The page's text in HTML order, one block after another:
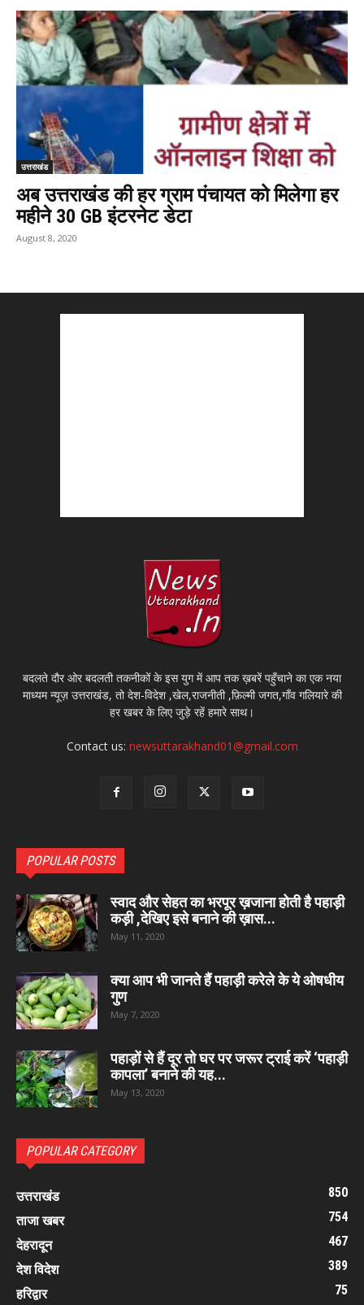
उत्तराखंड
अब उत्तराखंड की हर ग्राम पंचायत को मिलेगा हर
महीने 30 GB इंटरनेट डेटा
August 8, 2020
बदलते दौर ओर बदलती तकनीकों के इस युग में आप तक ख़बरें पहुँचाने का एक नया
माध्यम न्यूज़ उत्तराखंड, तो देश-विदेश ,खेल,राजनीती ,फ़िल्मी जगत,गाँव गलियारे की
हर खबर के लिए जुड़े रहें हमारे साथ।
Contact us: newsuttarakhand01@gmail.com
POPULAR POSTS
स्वाद और सेहत का भरपूर ख़जाना होती है पहाड़ी
कड़ी ,देखिए इसे बनाने की ख़ास...
May 11, 2020
क्या आप भी जानते हैं पहाड़ी करेले के ये ओषधीय
गुण
May 7, 2020
पहाड़ों से हैं दूर तो घर पर जरूर ट्राई करें ‘पहाड़ी
कापला’ बनाने की यह...
May 13, 2020
POPULAR CATEGORY
उत्तराखंड
850
ताजा खबर
754
देहरादून
467
देश विदेश
389
हरिद्वार
75